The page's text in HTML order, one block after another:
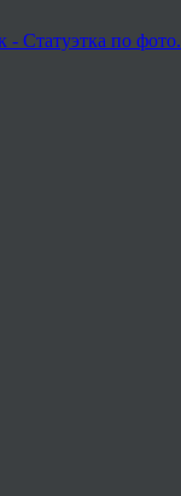
Статуэтка по фото.